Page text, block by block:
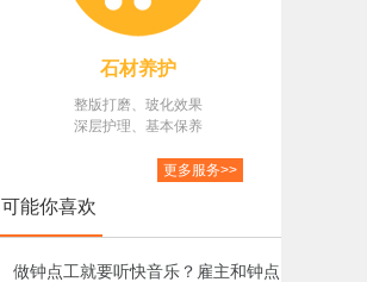
石材养护
整版打磨、玻化效果
深层护理、基本保养
更多服务>>
可能你喜欢
做钟点工就要听快音乐？雇主和钟点